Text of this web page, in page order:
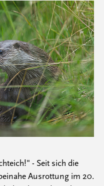
- Seit sich die
Ausrottung im 20.